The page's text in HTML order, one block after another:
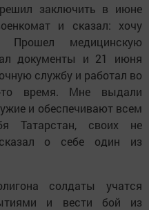
заключить в июне
и сказал: хочу
медицинскую
документы и 21 июня
службу и работал во
то время. Мне выдали
и обеспечивают всем
Татарстан, своих не
о себе один из
солдаты учатся
и вести бой из